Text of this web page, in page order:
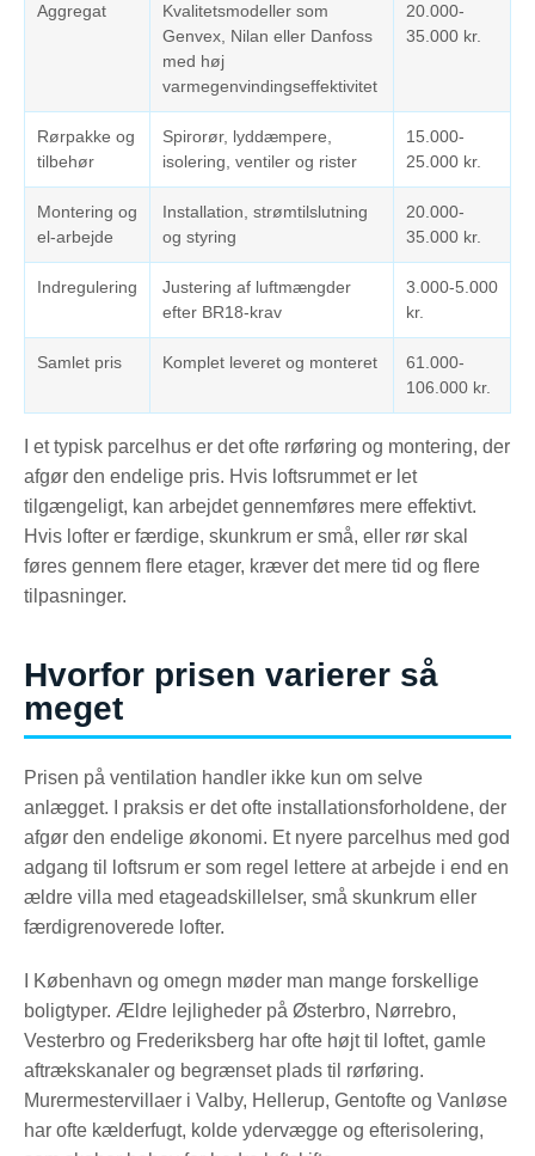
Aggregat
Kvalitetsmodeller som
Genvex, Nilan eller Danfoss
med høj
varmegenvindingseffektivitet
20.000-
35.000 kr.
Rørpakke og
tilbehør
Spirorør, lyddæmpere,
isolering, ventiler og rister
15.000-
25.000 kr.
Montering og
el-arbejde
Installation, strømtilslutning
og styring
20.000-
35.000 kr.
Indregulering
Justering af luftmængder
efter BR18-krav
3.000-5.000
kr.
Samlet pris Komplet leveret og monteret
61.000-
106.000 kr.
I et typisk parcelhus er det ofte rørføring og montering, der
afgør den endelige pris. Hvis loftsrummet er let
tilgængeligt, kan arbejdet gennemføres mere effektivt.
Hvis lofter er færdige, skunkrum er små, eller rør skal
føres gennem flere etager, kræver det mere tid og flere
tilpasninger.
Hvorfor prisen varierer så
meget
Prisen på ventilation handler ikke kun om selve
anlægget. I praksis er det ofte installationsforholdene, der
afgør den endelige økonomi. Et nyere parcelhus med god
adgang til loftsrum er som regel lettere at arbejde i end en
ældre villa med etageadskillelser, små skunkrum eller
færdigrenoverede lofter.
I København og omegn møder man mange forskellige
boligtyper. Ældre lejligheder på Østerbro, Nørrebro,
Vesterbro og Frederiksberg har ofte højt til loftet, gamle
aftrækskanaler og begrænset plads til rørføring.
Murermestervillaer i Valby, Hellerup, Gentofte og Vanløse
har ofte kælderfugt, kolde ydervægge og efterisolering,